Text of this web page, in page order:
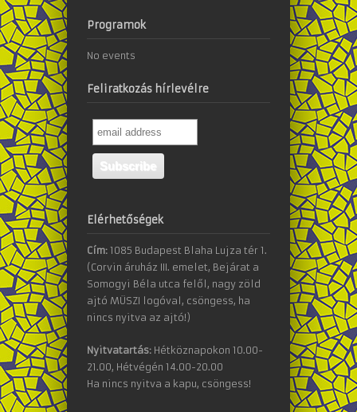
Programok
No events
Feliratkozás hírlevélre
Elérhetőségek
Cím: 1085 Budapest Blaha Lujza tér 1.
(Corvin áruház III. emelet, Bejárat a
Somogyi Béla utca felől, nagy zöld
ajtó MÜSZI logóval, csöngess, ha
nincs nyitva az ajtó!)
Nyitvatartás: Hétköznapokon 10.00-
21.00, Hétvégén 14.00-20.00
Ha nincs nyitva a kapu, csöngess!